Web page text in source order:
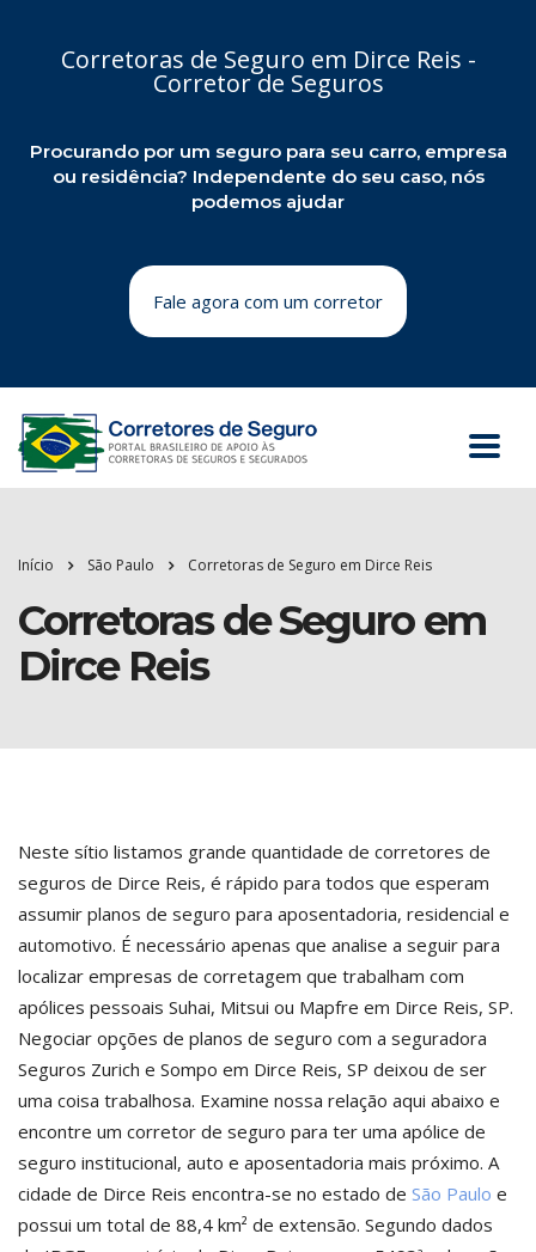
Corretoras de Seguro em Dirce Reis -
Corretor de Seguros
Procurando por um seguro para seu carro, empresa
ou residência? Independente do seu caso, nós
podemos ajudar
Fale agora com um corretor
Início São Paulo Corretoras de Seguro em Dirce Reis
Corretoras de Seguro em
Dirce Reis
Neste sítio listamos grande quantidade de corretores de
seguros de Dirce Reis, é rápido para todos que esperam
assumir planos de seguro para aposentadoria, residencial e
automotivo. É necessário apenas que analise a seguir para
localizar empresas de corretagem que trabalham com
apólices pessoais Suhai, Mitsui ou Mapfre em Dirce Reis, SP.
Negociar opções de planos de seguro com a seguradora
Seguros Zurich e Sompo em Dirce Reis, SP deixou de ser
uma coisa trabalhosa. Examine nossa relação aqui abaixo e
encontre um corretor de seguro para ter uma apólice de
seguro institucional, auto e aposentadoria mais próximo. A
cidade de Dirce Reis encontra-se no estado de São Paulo e
possui um total de 88,4 km² de extensão. Segundo dados